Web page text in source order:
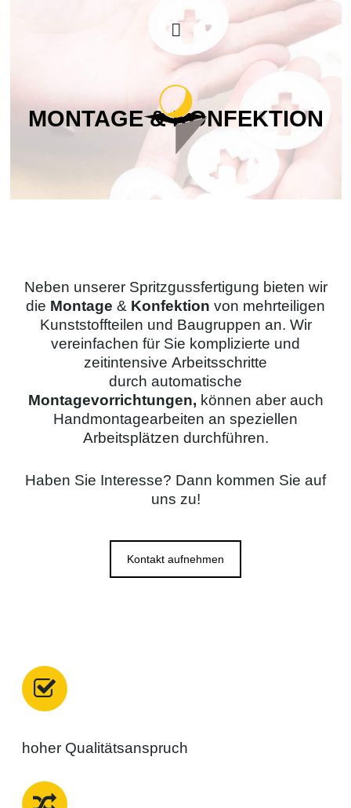
MONTAGE & KONFEKTION
Neben unserer Spritzgussfertigung bieten wir
die Montage & Konfektion von mehrteiligen
Kunststoffteilen und Baugruppen an. Wir
vereinfachen für Sie komplizierte und
zeitintensive Arbeitsschritte
durch automatische
Montagevorrichtungen, können aber auch
Handmontagearbeiten an speziellen
Arbeitsplätzen durchführen.
Haben Sie Interesse? Dann kommen Sie auf
uns zu!
Kontakt aufnehmen
hoher Qualitätsanspruch